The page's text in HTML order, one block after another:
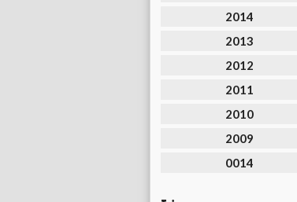
2014
2013
2012
2011
2010
2009
0014